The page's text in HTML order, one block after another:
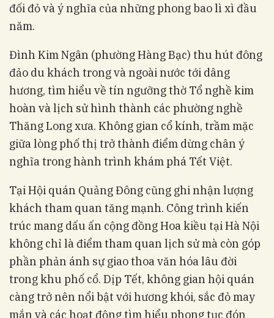
đối đỏ và ý nghĩa của những phong bao lì xì đầu
năm.
Đình Kim Ngân (phường Hàng Bạc) thu hút đông
đảo du khách trong và ngoài nước tới dâng
hương, tìm hiểu về tín ngưỡng thờ Tổ nghề kim
hoàn và lịch sử hình thành các phường nghề
Thăng Long xưa. Không gian cổ kính, trầm mặc
giữa lòng phố thị trở thành điểm dừng chân ý
nghĩa trong hành trình khám phá Tết Việt.
Tại Hội quán Quảng Đông cũng ghi nhận lượng
khách tham quan tăng mạnh. Công trình kiến
trúc mang dấu ấn cộng đồng Hoa kiều tại Hà Nội
không chỉ là điểm tham quan lịch sử mà còn góp
phần phản ánh sự giao thoa văn hóa lâu đời
trong khu phố cổ. Dịp Tết, không gian hội quán
càng trở nên nổi bật với hương khói, sắc đỏ may
mắn và các hoạt động tìm hiểu phong tục đón